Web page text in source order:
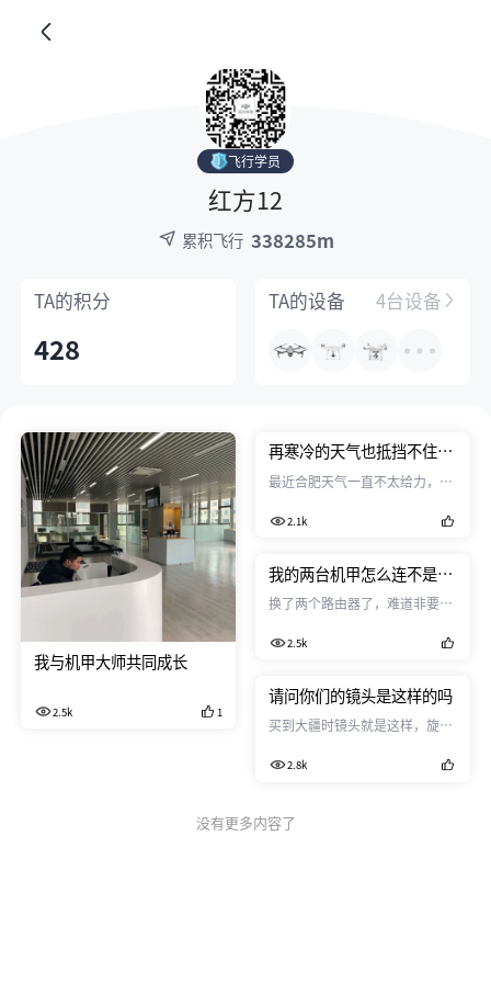
飞行学员
红方12
累积飞行 338285m
TA的积分
428
TA的设备 4台设备
我与机甲大师共同成长
2.5k 1
再寒冷的天气也抵挡不住合
肥飞友的热情！赶快加入我
们吧
最近合肥天气一直不太给力，好
广大飞友的要求，组织一场冬季
2.1k
我的两台机甲怎么连不是路
由器模式
换了两个路由器了，难道非要用
2.5k
请问你们的镜头是这样的吗
买到大疆时镜头就是这样，旋转
石榴姐
2.8k
没有更多内容了